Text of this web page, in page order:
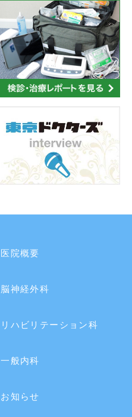
医院概要
脳神経外科
リハビリテーション科
一般内科
お知らせ